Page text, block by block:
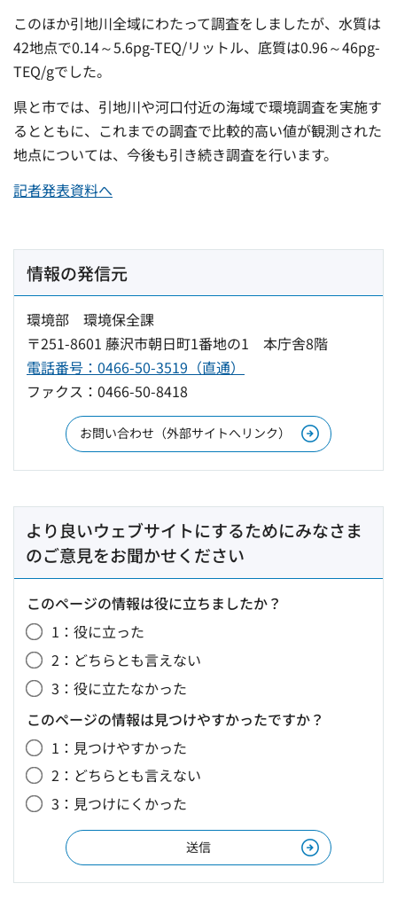
このほか引地川全域にわたって調査をしましたが、水質は
42地点で0.14～5.6pg-TEQ/リットル、底質は0.96～46pg-
TEQ/gでした。
県と市では、引地川や河口付近の海域で環境調査を実施す
るとともに、これまでの調査で比較的高い値が観測された
地点については、今後も引き続き調査を行います。
記者発表資料へ
情報の発信元
環境部 環境保全課
〒251-8601 藤沢市朝日町1番地の1 本庁舎8階
電話番号：0466-50-3519（直通）
ファクス：0466-50-8418
お問い合わせ（外部サイトへリンク）
より良いウェブサイトにするためにみなさま
のご意見をお聞かせください
このページの情報は役に立ちましたか？
1：役に立った
2：どちらとも言えない
3：役に立たなかった
このページの情報は見つけやすかったですか？
1：見つけやすかった
2：どちらとも言えない
3：見つけにくかった